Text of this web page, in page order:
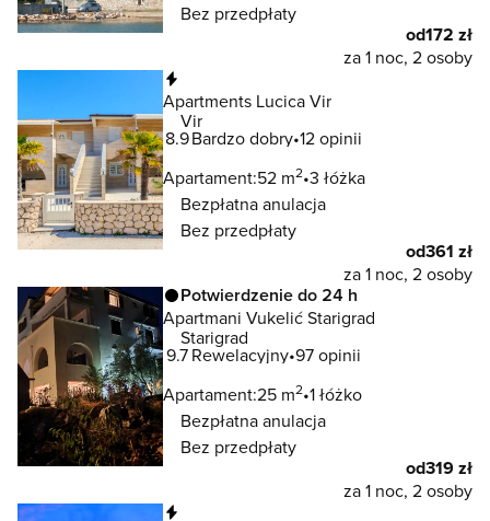
Bez przedpłaty
od172 zł
za 1 noc, 2 osoby
Apartments Lucica Vir
Vir
8.9Bardzo dobry 12 opinii
Apartament:52 m2 3 łóżka
Bezpłatna anulacja
Bez przedpłaty
od361 zł
za 1 noc, 2 osoby
Potwierdzenie do 24 h
Apartmani Vukelić Starigrad
Starigrad
9.7Rewelacyjny 97 opinii
Apartament:25 m2 1 łóżko
Bezpłatna anulacja
Bez przedpłaty
od319 zł
za 1 noc, 2 osoby